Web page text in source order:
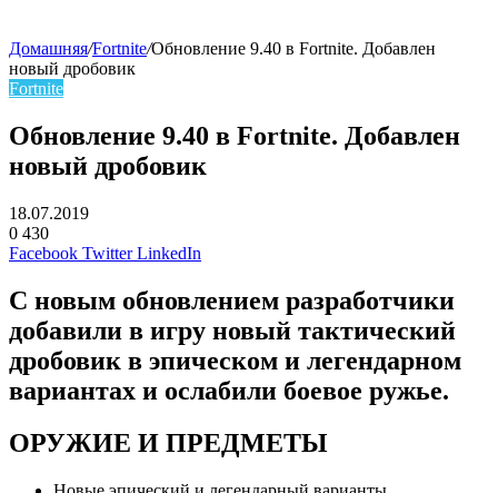
Домашняя/Fortnite/Обновление 9.40 в Fortnite. Добавлен
новый дробовик
Fortnite
Обновление 9.40 в Fortnite. Добавлен
новый дробовик
18.07.2019
0 430
Facebook Twitter LinkedIn
С новым обновлением разработчики
добавили в игру новый тактический
дробовик в эпическом и легендарном
вариантах и ослабили боевое ружье.
ОРУЖИЕ И ПРЕДМЕТЫ